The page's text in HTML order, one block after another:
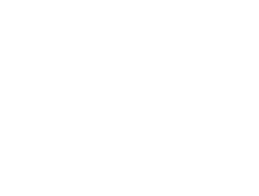
vixente en materia de
Carácter Persoal, a Real Academia
usuarios que faciliten o seu correo
calquera outra información de carácter
serán obxecto de tratamento
confidencial e incorporados aos seus
Así mesmo, os usuarios poderán exercer o
rectificación, oposición e cancelación dos
en contacto connosco.
condicións da política de